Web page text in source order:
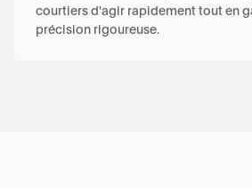
courtiers d'agir rapidement tout en
précision rigoureuse.